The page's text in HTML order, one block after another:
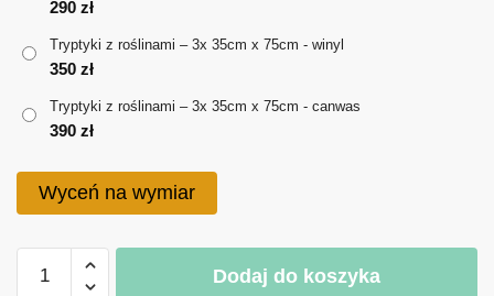
290 zł
Tryptyki z roślinami – 3x 35cm x 75cm - winyl
350 zł
Tryptyki z roślinami – 3x 35cm x 75cm - canwas
390 zł
Wyceń na wymiar
Tryptyki
Dodaj do koszyka